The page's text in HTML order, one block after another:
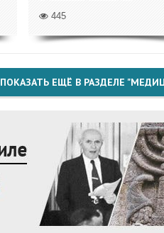
445
ПОКАЗАТЬ ЕЩЁ В РАЗДЕЛЕ